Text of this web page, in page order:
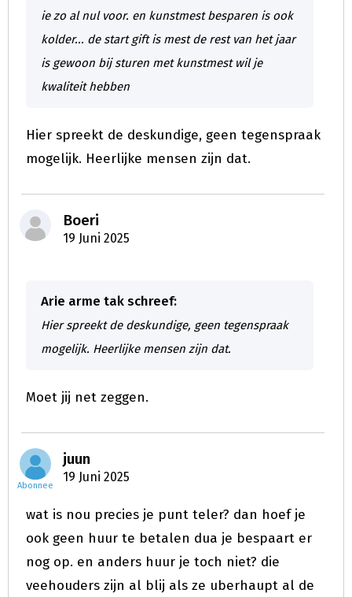
ie zo al nul voor. en kunstmest besparen is ook
kolder... de start gift is mest de rest van het jaar
is gewoon bij sturen met kunstmest wil je
kwaliteit hebben
Hier spreekt de deskundige, geen tegenspraak
mogelijk. Heerlijke mensen zijn dat.
Boeri
19 Juni 2025
Arie arme tak schreef:
Hier spreekt de deskundige, geen tegenspraak
mogelijk. Heerlijke mensen zijn dat.
Moet jij net zeggen.
Abonnee
juun
19 Juni 2025
wat is nou precies je punt teler? dan hoef je
ook geen huur te betalen dua je bespaart er
nog op. en anders huur je toch niet? die
veehouders zijn al blij als ze uberhaupt al de